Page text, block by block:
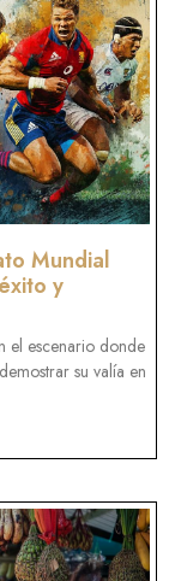
Mundial
y
el escenario donde
su valía en